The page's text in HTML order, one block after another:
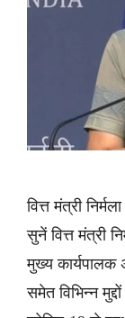
वित्त मंत्री
सुनें वित्त मंत्री
मुख्य कार्यपालक
समेत विभिन्न